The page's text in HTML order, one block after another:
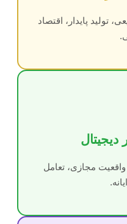
تولید پایدار، اقتصاد
مجازی، تعامل